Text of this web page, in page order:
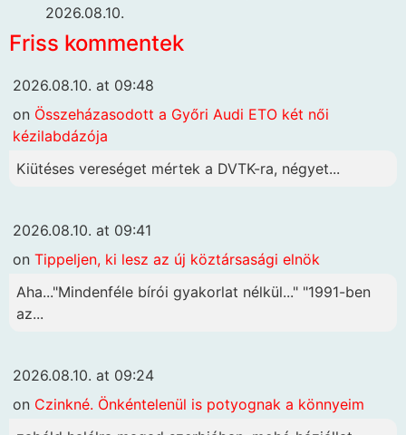
2026.08.10.
Friss kommentek
2026.08.10. at 09:48
on Összeházasodott a Győri Audi ETO két női
kézilabdázója
Kiütéses vereséget mértek a DVTK-ra, négyet...
2026.08.10. at 09:41
on Tippeljen, ki lesz az új köztársasági elnök
Aha..."Mindenféle bírói gyakorlat nélkül..." "1991-ben
az...
2026.08.10. at 09:24
on Czinkné. Önkéntelenül is potyognak a könnyeim